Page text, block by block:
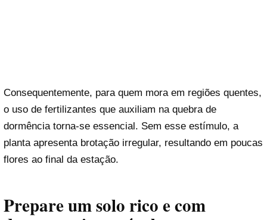
Consequentemente, para quem mora em regiões quentes,
o uso de fertilizantes que auxiliam na quebra de
dormência torna-se essencial. Sem esse estímulo, a
planta apresenta brotação irregular, resultando em poucas
flores ao final da estação.
Prepare um solo rico e com